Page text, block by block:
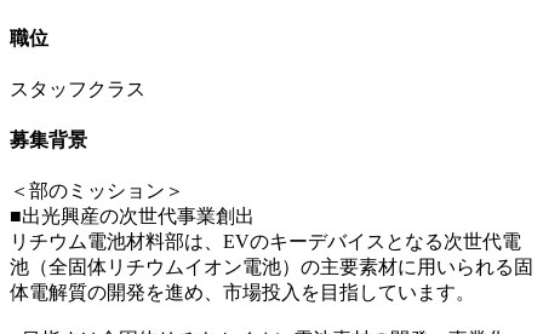
職位
スタッフクラス
募集背景
＜部のミッション＞
■出光興産の次世代事業創出
リチウム電池材料部は、EVのキーデバイスとなる次世代電
池（全固体リチウムイオン電池）の主要素材に用いられる固
体電解質の開発を進め、市場投入を目指しています。